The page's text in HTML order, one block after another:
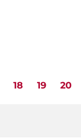
18 19 20